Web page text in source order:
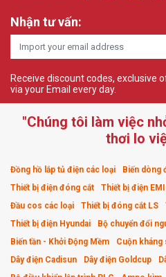
Nhận tư vấn:
Receive discount codes, exclusive
via your Email every day.
"Chúng tôi làm việc
thơi lo
Đồng hồ lắp tủ điện các loại
Biến dòng
Thiết bị điện đóng cắt
Thiết bị điện
Đầu cos các loại
Thiết bị đóng cắt LS
Thiết bị điện Hyundai
Bộ chuyển đổi
Biến tần - Khởi Động Mềm
Cuộn kháng
Dây điện Cadisun
Dây điện Goldcup